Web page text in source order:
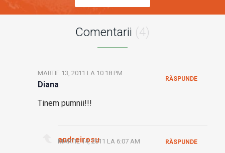
Comentarii (4)
Diana
MARTIE 13, 2011 LA 10:18 PM
Tinem pumnii!!!
RĂSPUNDE
andreirosu
MARTIE 14, 2011 LA 6:07 AM RĂSPUNDE